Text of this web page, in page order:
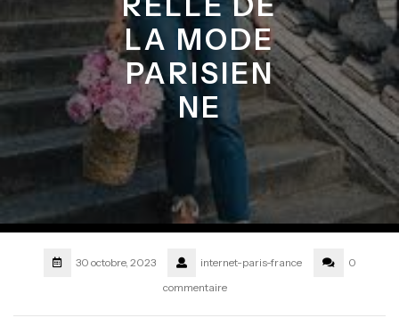
LA MODE
PARISIEN
NE
30 octobre, 2023 internet-paris-france
0
commentaire